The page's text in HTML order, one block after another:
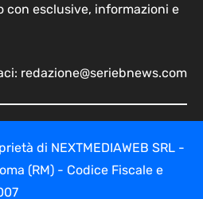
con esclusive, informazioni e
redazione@seriebnews.com
di NEXTMEDIAWEB SRL -
(RM) - Codice Fiscale e